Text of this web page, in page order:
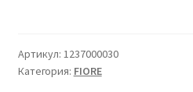
Артикул: 1237000030
Категория: FIORE